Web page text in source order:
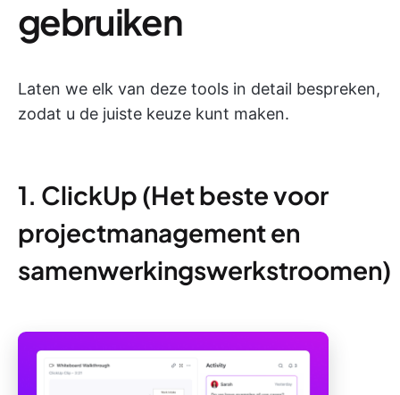
gebruiken
Laten we elk van deze tools in detail bespreken,
zodat u de juiste keuze kunt maken.
1. ClickUp (Het beste voor
projectmanagement en
samenwerkingswerkstroomen)